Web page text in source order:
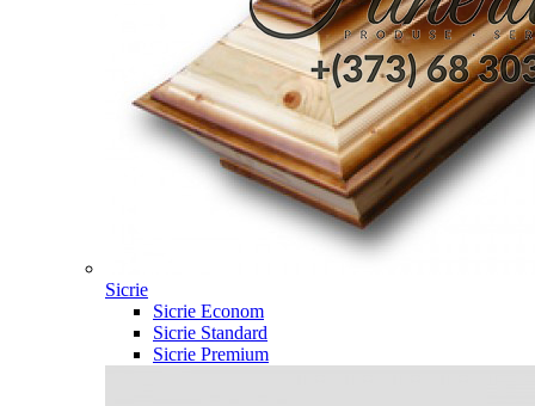
Sicrie
Sicrie Econom
Sicrie Standard
Sicrie Premium